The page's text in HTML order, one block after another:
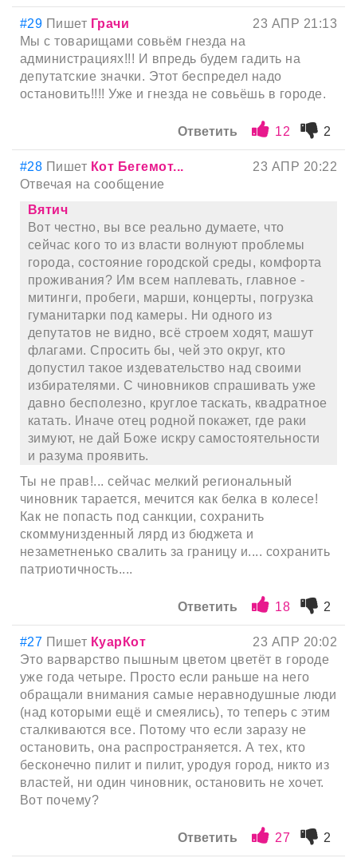
#29 Пишет Грачи
23 АПР 21:13
Мы с товарищами совьём гнезда на
администрациях!!! И впредь будем гадить на
депутатские значки. Этот беспредел надо
остановить!!!! Уже и гнезда не совьёшь в городе.
Ответить 12 2
#28 Пишет Кот Бегемот...
23 АПР 20:22
Отвечая на сообщение
Вятич
Вот честно, вы все реально думаете, что
сейчас кого то из власти волнуют проблемы
города, состояние городской среды, комфорта
проживания? Им всем наплевать, главное -
митинги, пробеги, марши, концерты, погрузка
гуманитарки под камеры. Ни одного из
депутатов не видно, всё строем ходят, машут
флагами. Спросить бы, чей это округ, кто
допустил такое издевательство над своими
избирателями. С чиновников спрашивать уже
давно бесполезно, круглое таскать, квадратное
катать. Иначе отец родной покажет, где раки
зимуют, не дай Боже искру самостоятельности
и разума проявить.
Ты не прав!... сейчас мелкий региональный
чиновник тарается, мечится как белка в колесе!
Как не попасть под санкции, сохранить
скоммунизденный лярд из бюджета и
незаметненько свалить за границу и.... сохранить
патриотичность....
Ответить 18 2
#27 Пишет КуарКот
23 АПР 20:02
Это варварство пышным цветом цветёт в городе
уже года четыре. Просто если раньше на него
обращали внимания самые неравнодушные люди
(над которыми ещё и смеялись), то теперь с этим
сталкиваются все. Потому что если заразу не
остановить, она распространяется. А тех, кто
бесконечно пилит и пилит, уродуя город, никто из
властей, ни один чиновник, остановить не хочет.
Вот почему?
Ответить 27 2